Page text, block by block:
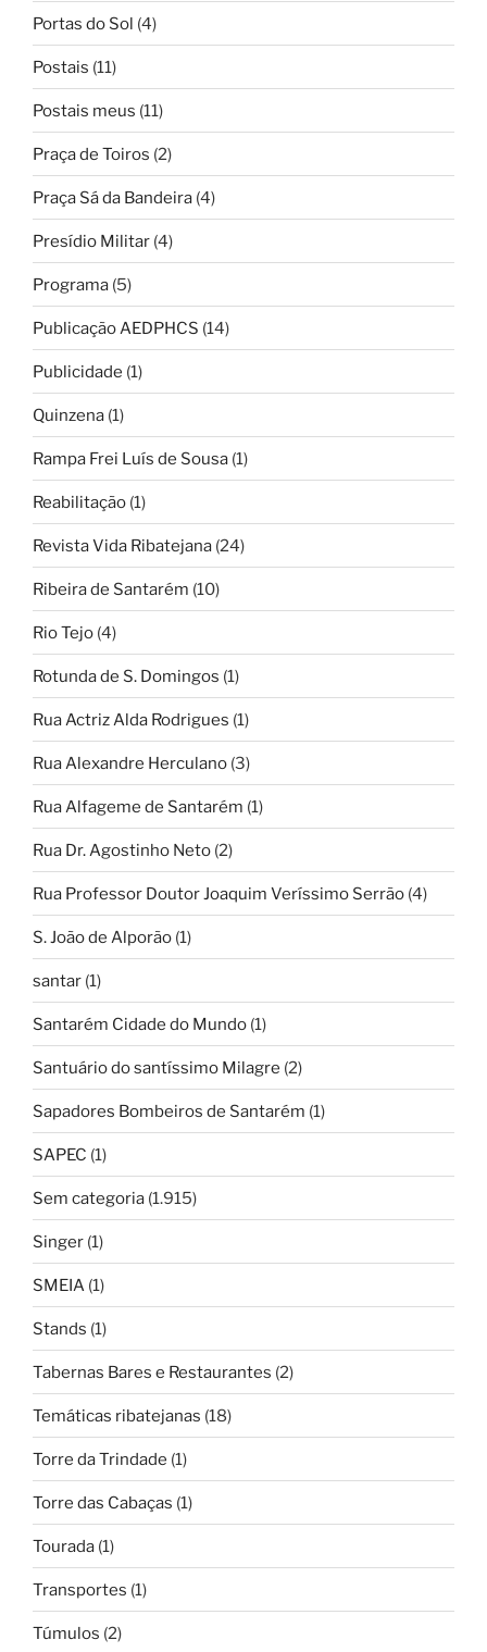
Portas do Sol (4)
Postais (11)
Postais meus (11)
Praça de Toiros (2)
Praça Sá da Bandeira (4)
Presídio Militar (4)
Programa (5)
Publicação AEDPHCS (14)
Publicidade (1)
Quinzena (1)
Rampa Frei Luís de Sousa (1)
Reabilitação (1)
Revista Vida Ribatejana (24)
Ribeira de Santarém (10)
Rio Tejo (4)
Rotunda de S. Domingos (1)
Rua Actriz Alda Rodrigues (1)
Rua Alexandre Herculano (3)
Rua Alfageme de Santarém (1)
Rua Dr. Agostinho Neto (2)
Rua Professor Doutor Joaquim Veríssimo Serrão (4)
S. João de Alporão (1)
santar (1)
Santarém Cidade do Mundo (1)
Santuário do santíssimo Milagre (2)
Sapadores Bombeiros de Santarém (1)
SAPEC (1)
Sem categoria (1.915)
Singer (1)
SMEIA (1)
Stands (1)
Tabernas Bares e Restaurantes (2)
Temáticas ribatejanas (18)
Torre da Trindade (1)
Torre das Cabaças (1)
Tourada (1)
Transportes (1)
Túmulos (2)